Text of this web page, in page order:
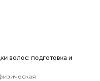
волос: подготовка и